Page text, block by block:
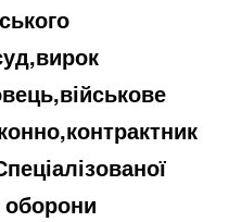
оборони